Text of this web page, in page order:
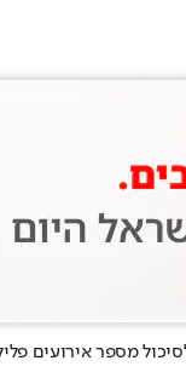
מספר אירועים